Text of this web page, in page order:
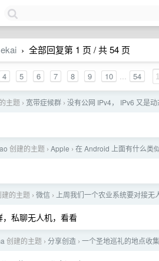
› 全部回复第 1 页 / 共 54 页
4 5 6 7 8 9 10 ... 54
主题 › 宽带症候群 › 没有公网 IPv4， IPv6 又是
创建的主题 › Apple › 在 Android 上面有什么类
建的主题 › 微信 › 上周我们一个农业系统要对接
私聊无人机，看看
创建的主题 › 分享创造 › 一个圣地巡礼的地点收